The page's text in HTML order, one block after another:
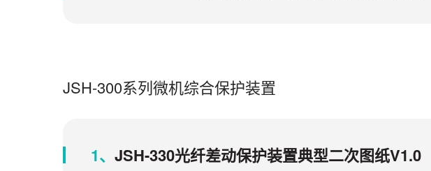
JSH-300系列微机综合保护装置
1、 JSH-330光纤差动保护装置典型二次图纸V1.0